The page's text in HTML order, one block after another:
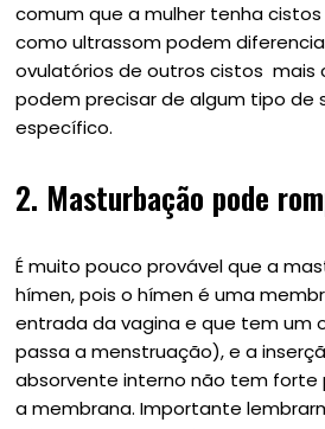
comum que a mulher tenha cistos
como ultrassom podem
ovulatórios de outros cistos mais
podem precisar de algum tipo de
específico.
2. Masturbação pode
É muito pouco provável que a
hímen, pois o hímen é uma
entrada da vagina e que tem um
passa a menstruação), e a
absorvente interno não tem forte
a membrana. Importante